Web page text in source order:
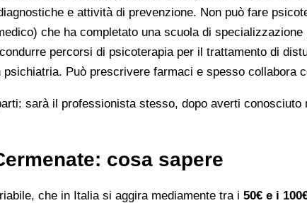
e attività di prevenzione. Non può fare
che ha completato una scuola di
percorsi di psicoterapia per il trattamento di
Può prescrivere farmaci e spesso collabora
sarà il professionista stesso, dopo averti
cosa sapere
che in Italia si aggira mediamente tra i 50€ e i